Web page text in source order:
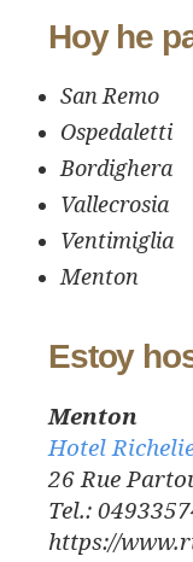
Hoy he
San Remo
Ospedaletti
Bordighera
Vallecrosia
Ventimiglia
Menton
Estoy
Menton
Hotel
26 Rue
Tel.:
https://